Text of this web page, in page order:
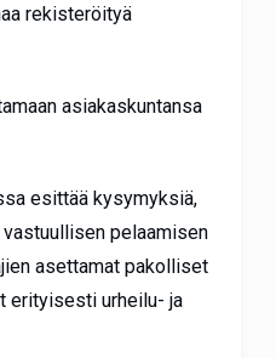
rekisteröityä
asiakaskuntansa
esittää kysymyksiä,
pelaamisen
asettamat pakolliset
erityisesti urheilu- ja